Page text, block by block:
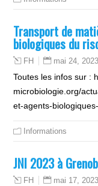
Transport de
biologiques du
FH mai 24, 2023
Toutes les infos sur :
microbiologie.org/
et-agents-
Informations
JNI 2023 à
FH mai 17, 2023